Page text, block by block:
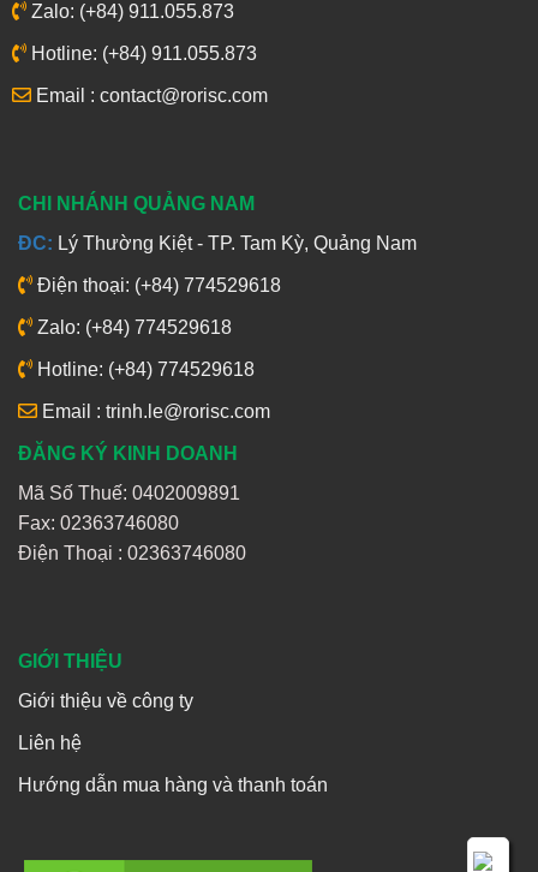
Zalo: (+84) 911.055.873
Hotline: (+84) 911.055.873
Email : contact@rorisc.com
CHI NHÁNH QUẢNG NAM
ĐC: Lý Thường Kiệt - TP. Tam Kỳ, Quảng Nam
Điện thoại: (+84) 774529618
Zalo: (+84) 774529618
Hotline: (+84) 774529618
Email : trinh.le@rorisc.com
ĐĂNG KÝ KINH DOANH
Mã Số Thuế: 0402009891
Fax: 02363746080
Điện Thoại : 02363746080
GIỚI THIỆU
Giới thiệu về công ty
Liên hệ
Hướng dẫn mua hàng và thanh toán